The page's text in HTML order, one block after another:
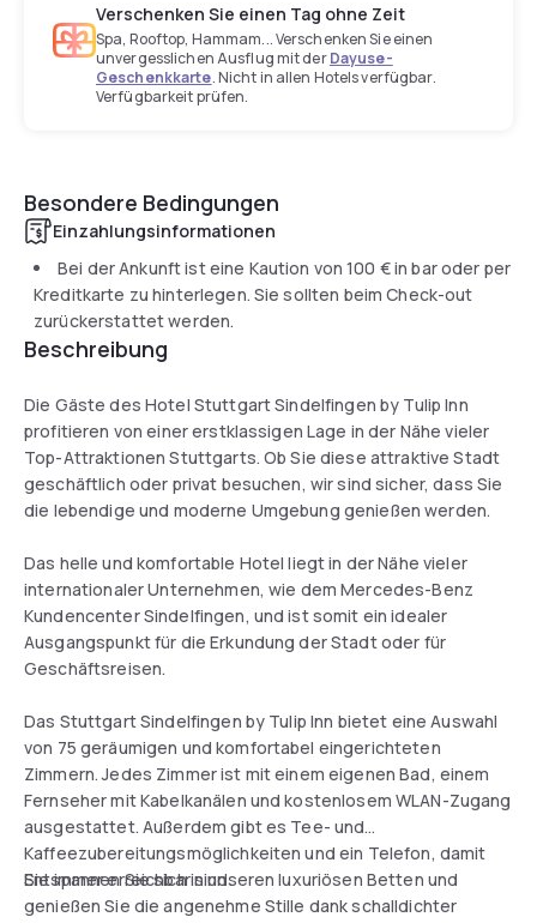
Verschenken Sie einen Tag ohne Zeit
Spa, Rooftop, Hammam... Verschenken Sie einen
unvergesslichen Ausflug mit derDayuse-
Geschenkkarte. Nicht in allen Hotels verfügbar.
Verfügbarkeit prüfen.
Besondere Bedingungen
Einzahlungsinformationen
Bei der Ankunft ist eine Kaution von100 €in bar oder per
Kreditkarte zu hinterlegen. Sie sollten beim Check-out
zurückerstattet werden.
Beschreibung
Die Gäste des Hotel Stuttgart Sindelfingen by Tulip Inn
profitieren von einer erstklassigen Lage in der Nähe vieler
Top-Attraktionen Stuttgarts. Ob Sie diese attraktive Stadt
geschäftlich oder privat besuchen, wir sind sicher, dass Sie
die lebendige und moderne Umgebung genießen werden.
Das helle und komfortable Hotel liegt in der Nähe vieler
internationaler Unternehmen, wie dem Mercedes-Benz
Kundencenter Sindelfingen, und ist somit ein idealer
Ausgangspunkt für die Erkundung der Stadt oder für
Geschäftsreisen.
Das Stuttgart Sindelfingen by Tulip Inn bietet eine Auswahl
von 75 geräumigen und komfortabel eingerichteten
Zimmern. Jedes Zimmer ist mit einem eigenen Bad, einem
Fernseher mit Kabelkanälen und kostenlosem WLAN-Zugang
ausgestattet. Außerdem gibt es Tee- und
Kaffeezubereitungsmöglichkeiten und ein Telefon, damit
Sie immer erreichbar sind.
Entspannen Sie sich in unseren luxuriösen Betten und
genießen Sie die angenehme Stille dank schalldichter